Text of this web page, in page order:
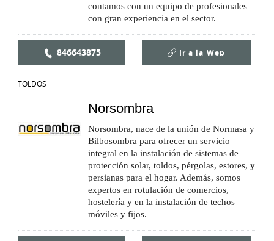
contamos con un equipo de profesionales
con gran experiencia en el sector.
846643875 Ir a la Web
TOLDOS
Norsombra
Norsombra, nace de la unión de Normasa y
Bilbosombra para ofrecer un servicio
integral en la instalación de sistemas de
protección solar, toldos, pérgolas, estores, y
persianas para el hogar. Además, somos
expertos en rotulación de comercios,
hostelería y en la instalación de techos
móviles y fijos.